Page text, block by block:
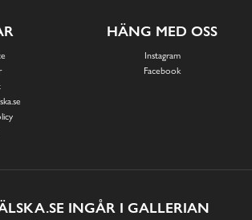
HÄNG MED OSS
Instagram
Facebook
INGÅR I GALLERIAN